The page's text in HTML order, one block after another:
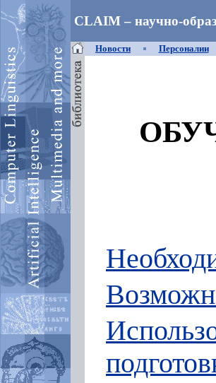
CLAIM – научно-
Новости Персоналии